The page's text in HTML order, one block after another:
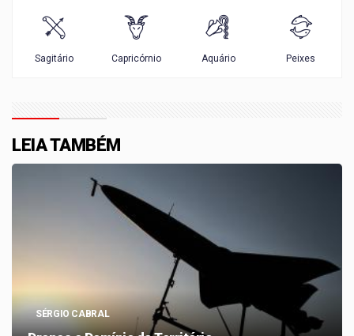
LEIA TAMBÉM
SÉRGIO CABRAL